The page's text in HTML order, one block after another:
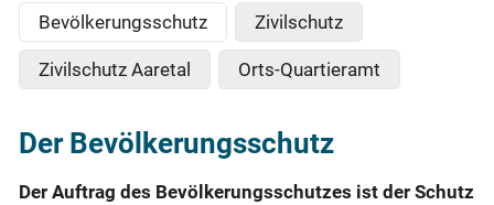
Bevölkerungsschutz Zivilschutz
Zivilschutz Aaretal Orts-Quartieramt
Der Bevölkerungsschutz
Der Auftrag des Bevölkerungsschutzes ist der Schutz